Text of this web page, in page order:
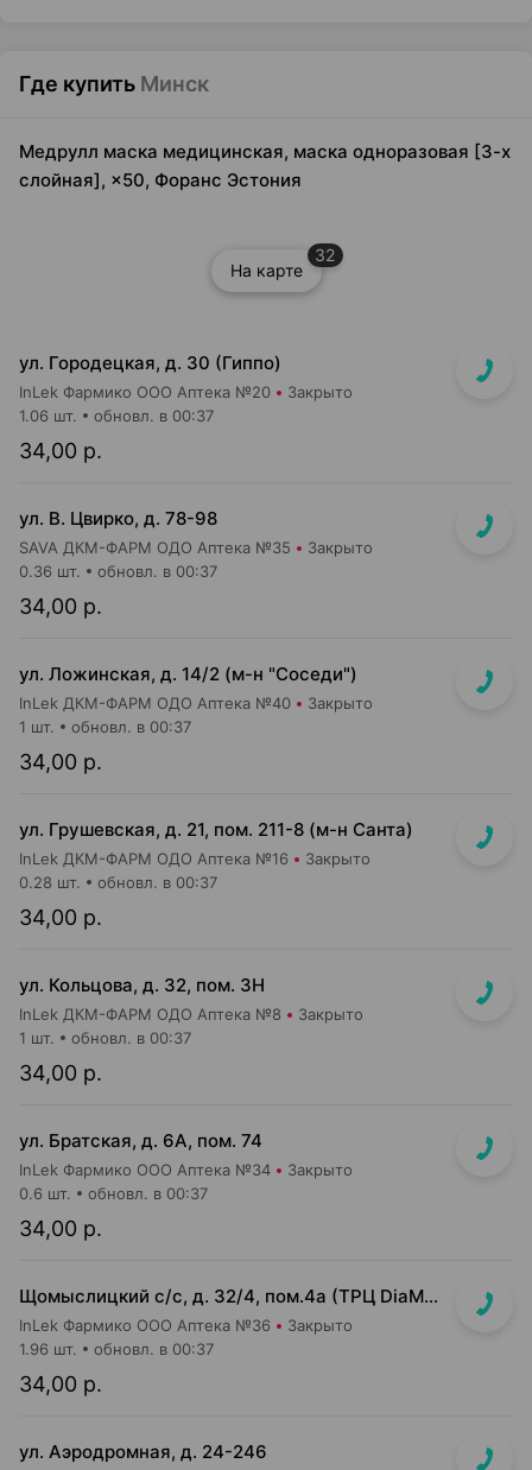
Где купить Минск
Медрулл маска медицинская, маска одноразовая [3-х
слойная], ×50, Форанс Эстония
На карте
32
ул. Городецкая, д. 30 (Гиппо)
InLek Фармико ООО Аптека №20 Закрыто
34,00 р.
1.06 шт. обновл. в 00:37
ул. В. Цвирко, д. 78-98
SAVA ДКМ-ФАРМ ОДО Аптека №35 Закрыто
34,00 р.
0.36 шт. обновл. в 00:37
ул. Ложинская, д. 14/2 (м-н "Соседи")
InLek ДКМ-ФАРМ ОДО Аптека №40 Закрыто
34,00 р.
1 шт. обновл. в 00:37
ул. Грушевская, д. 21, пом. 211-8 (м-н Санта)
InLek ДКМ-ФАРМ ОДО Аптека №16 Закрыто
34,00 р.
0.28 шт. обновл. в 00:37
ул. Кольцова, д. 32, пом. 3Н
InLek ДКМ-ФАРМ ОДО Аптека №8 Закрыто
34,00 р.
1 шт. обновл. в 00:37
ул. Братская, д. 6А, пом. 74
InLek Фармико ООО Аптека №34 Закрыто
34,00 р.
0.6 шт. обновл. в 00:37
Щомыслицкий с/с, д. 32/4, пом.4а (ТРЦ DiaMond city, вход напротив магазина Маяк)
InLek Фармико ООО Аптека №36 Закрыто
34,00 р.
1.96 шт. обновл. в 00:37
ул. Аэродромная, д. 24-246